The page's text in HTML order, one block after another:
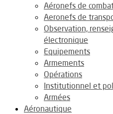
Aéronefs de
Aeronefs de
Observation,
électronique
Equipements
Armements
Opérations
Institutionnel et
Armées
Aéronautique